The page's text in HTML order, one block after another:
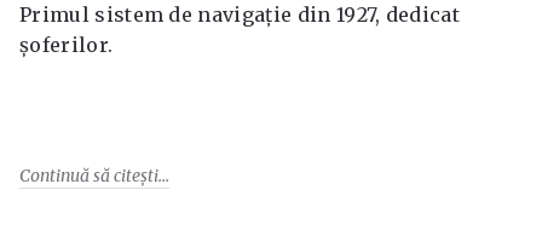
Primul sistem de navigație din 1927, dedicat
șoferilor.
Continuă să citești